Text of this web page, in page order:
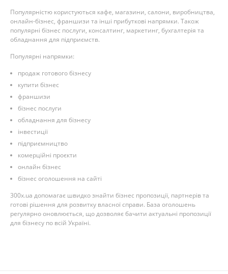
Популярністю користуються кафе, магазини, салони, виробництва,
онлайн-бізнес, франшизи та інші прибуткові напрямки. Також
популярні бізнес послуги, консалтинг, маркетинг, бухгалтерія та
обладнання для підприємств.
Популярні напрямки:
продаж готового бізнесу
купити бізнес
франшизи
бізнес послуги
обладнання для бізнесу
інвестиції
підприємництво
комерційні проєкти
онлайн бізнес
бізнес оголошення на сайті
300x.ua допомагає швидко знайти бізнес пропозиції, партнерів та
готові рішення для розвитку власної справи. База оголошень
регулярно оновлюється, що дозволяє бачити актуальні пропозиції
для бізнесу по всій Україні.